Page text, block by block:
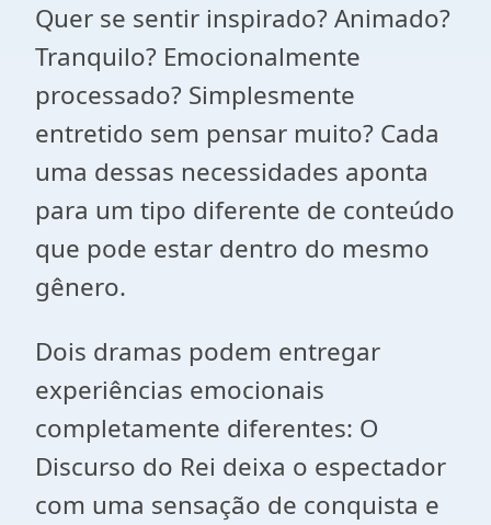
Quer se sentir inspirado? Animado?
Tranquilo? Emocionalmente
processado? Simplesmente
entretido sem pensar muito? Cada
uma dessas necessidades aponta
para um tipo diferente de conteúdo
que pode estar dentro do mesmo
gênero.
Dois dramas podem entregar
experiências emocionais
completamente diferentes: O
Discurso do Rei deixa o espectador
com uma sensação de conquista e